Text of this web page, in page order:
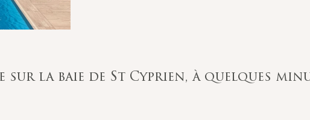
sur la baie de St Cyprien, à quelques